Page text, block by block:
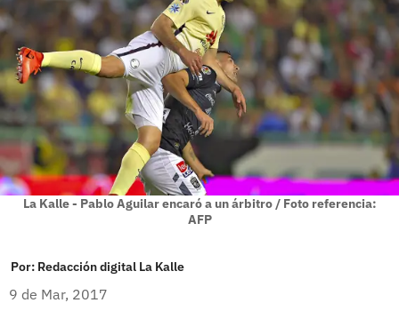
La Kalle - Pablo Aguilar encaró a un árbitro / Foto referencia:
AFP
Por: Redacción digital La Kalle
9 de Mar, 2017